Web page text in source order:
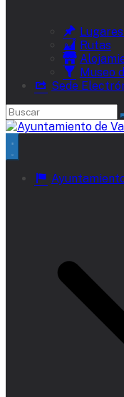
Rutas
Museo
Sede